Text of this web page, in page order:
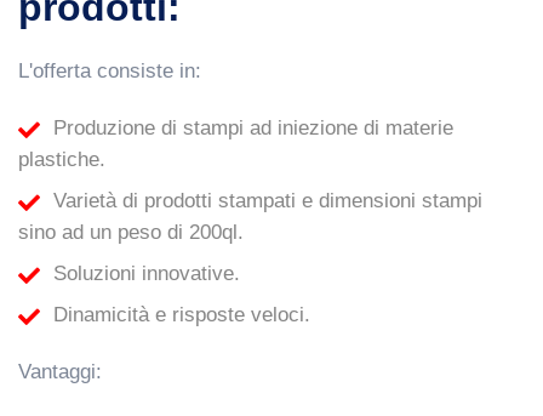
L'offerta consiste in:
Produzione di stampi ad iniezione di materie
plastiche.
Varietà di prodotti stampati e dimensioni stampi
sino ad un peso di 200ql.
Soluzioni innovative.
Dinamicità e risposte veloci.
Vantaggi: